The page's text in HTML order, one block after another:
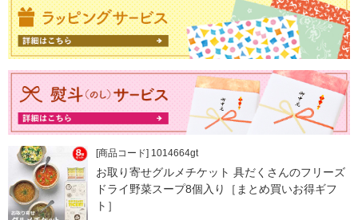
[商品コード] 1014664gt
お取り寄せグルメチケット 具だくさんのフリーズ
ドライ野菜スープ8個入り［まとめ買いお得ギフ
ト］